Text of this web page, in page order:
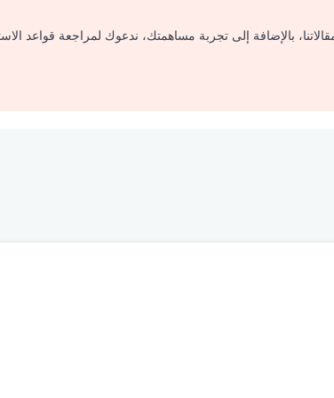
بالإضافة إلى تجربة مساهمتك، ندعوك لمراجعة قواعد